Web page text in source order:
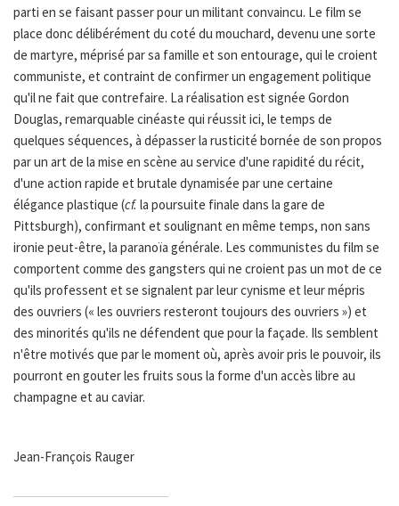
parti en se faisant passer pour un militant convaincu. Le film se
place donc délibérément du coté du mouchard, devenu une sorte
de martyre, méprisé par sa famille et son entourage, qui le croient
communiste, et contraint de confirmer un engagement politique
qu'il ne fait que contrefaire. La réalisation est signée Gordon
Douglas, remarquable cinéaste qui réussit ici, le temps de
quelques séquences, à dépasser la rusticité bornée de son propos
par un art de la mise en scène au service d'une rapidité du récit,
d'une action rapide et brutale dynamisée par une certaine
élégance plastique (cf. la poursuite finale dans la gare de
Pittsburgh), confirmant et soulignant en même temps, non sans
ironie peut-être, la paranoïa générale. Les communistes du film se
comportent comme des gangsters qui ne croient pas un mot de ce
qu'ils professent et se signalent par leur cynisme et leur mépris
des ouvriers (« les ouvriers resteront toujours des ouvriers ») et
des minorités qu'ils ne défendent que pour la façade. Ils semblent
n'être motivés que par le moment où, après avoir pris le pouvoir, ils
pourront en gouter les fruits sous la forme d'un accès libre au
champagne et au caviar.
Jean-François Rauger